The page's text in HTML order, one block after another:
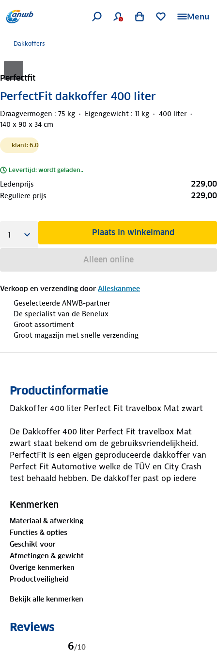
Menu
Dakkoffers
Perfectfit
PerfectFit dakkoffer 400 liter
Draagvermogen : 75 kg Eigengewicht : 11 kg
400 liter
140 x 90 x 34 cm
klant: 6.0
Levertijd: wordt geladen..
Ledenprijs 229,00
Reguliere prijs 229,00
Plaats in winkelmand
Alleen online
Verkoop en verzending door Alleskanmee
Geselecteerde ANWB-partner
De specialist van de Benelux
Groot assortiment
Groot magazijn met snelle verzending
Productinformatie
Dakkoffer 400 liter Perfect Fit travelbox Mat zwart
De Dakkoffer 400 liter Perfect Fit travelbox Mat
zwart staat bekend om de gebruiksvriendelijkheid.
PerfectFit is een eigen geproduceerde dakkoffer van
Perfect Fit Automotive welke de TÜV en City Crash
test behaald hebben. De dakkoffer past op iedere
dakdragers die max. 80 mm breed is en waarbij de
maximaal 80 centimeter is. De afmetingen van deze
PerfectFit dakkoffer maken het dat deze dakkoffer
de ideale maten heeft voor iedere auto van groot
tot klein. Door die afmetingen is deze passend op
ieder voertuig zonder dat de dakkoffer aan de
voorzijde of achterzijde uitsteekt.
Waar is deze Dakkoffer 400 liter Perfect Fit
De Dakkoffer 400 liter Perfect Fit travelbox Mat
zwart is uiterst geschikt voor vervoeren van extra
Kenmerken
Materiaal & afwerking
Functies & opties
Geschikt voor
Afmetingen & gewicht
Overige kenmerken
Productveiligheid
Bekijk alle kenmerken
Reviews
6/10